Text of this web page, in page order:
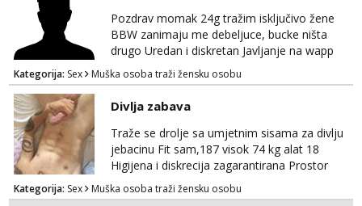
Pozdrav momak 24g tražim isključivo žene
BBW zanimaju me debeljuce, bucke ništa
drugo Uredan i diskretan Javljanje na wapp
095 546 9915
Kategorija: Sex Muška osoba traži žensku osobu
Divlja zabava
Traže se drolje sa umjetnim sisama za divlju
jebacinu Fit sam,187 visok 74 kg alat 18
Higijena i diskrecija zagarantirana Prostor
imam na području između Zadra i Šibenika
Kontakt watsap 0955406511 bez poziva
Kategorija: Sex Muška osoba traži žensku osobu